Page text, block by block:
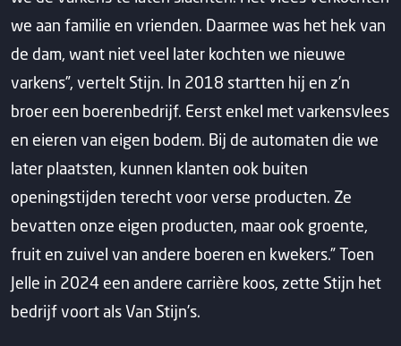
we aan familie en vrienden. Daarmee was het hek van
de dam, want niet veel later kochten we nieuwe
varkens”, vertelt Stijn. In 2018 startten hij en z’n
broer een boerenbedrijf. Eerst enkel met varkensvlees
en eieren van eigen bodem. Bij de automaten die we
later plaatsten, kunnen klanten ook buiten
openingstijden terecht voor verse producten. Ze
bevatten onze eigen producten, maar ook groente,
fruit en zuivel van andere boeren en kwekers.” Toen
Jelle in 2024 een andere carrière koos, zette Stijn het
bedrijf voort als Van Stijn’s.